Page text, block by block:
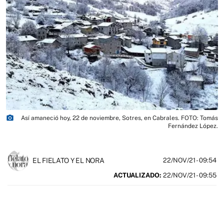
photo_camera
Así amaneció hoy, 22 de noviembre, Sotres, en Cabrales. FOTO: Tomás
Fernández López.
EL FIELATO Y EL NORA 22/NOV/21- 09:54
ACTUALIZADO: 22/NOV/21 - 09:55